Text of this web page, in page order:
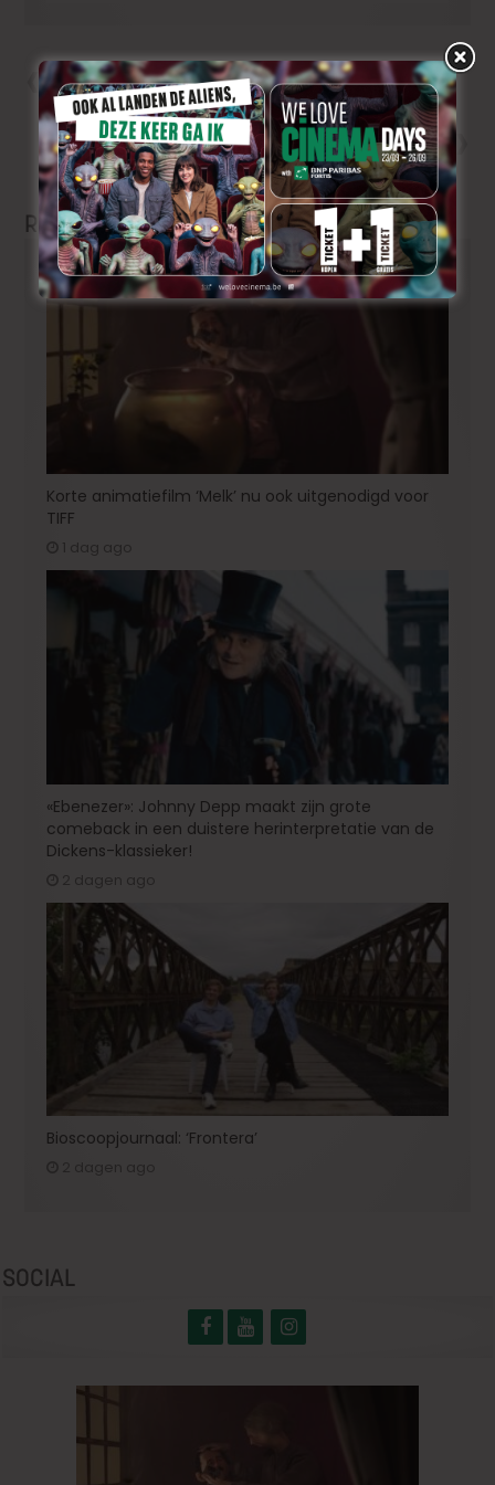
Précedent
«Motor City» komt eindelijk in de
zalen!
Next
Ontdek de officiële trailer en
poster van ‘Paradise’
Related Articles
Korte animatiefilm ‘Melk’ nu ook uitgenodigd voor
TIFF
1 dag ago
«Ebenezer»: Johnny Depp maakt zijn grote
comeback in een duistere herinterpretatie van de
Dickens-klassieker!
2 dagen ago
Bioscoopjournaal: ‘Frontera’
SOCIAL